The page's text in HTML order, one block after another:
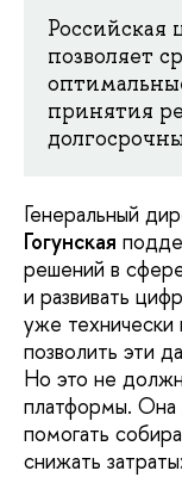
Российская
позволяет
принятия
Генеральный
Гогунская
решений в
и развивать
уже
позволить эти
Но это не
платформы. Она
помогать
снижать